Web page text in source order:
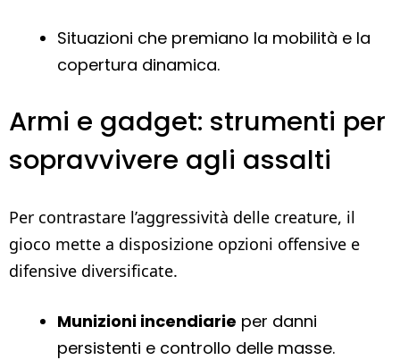
Situazioni che premiano la mobilità e la
copertura dinamica.
Armi e gadget: strumenti per
sopravvivere agli assalti
Per contrastare l’aggressività delle creature, il
gioco mette a disposizione opzioni offensive e
difensive diversificate.
Munizioni incendiarie per danni
persistenti e controllo delle masse.